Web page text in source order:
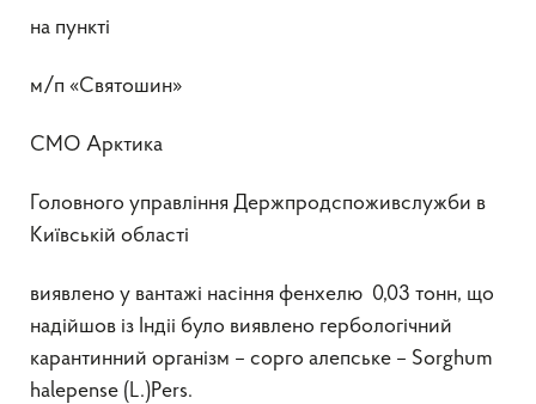
на пункті
м/п «Святошин»
СМО Арктика
Головного управління Держпродспоживслужби в
Київській області
виявлено у вантажі насіння фенхелю 0,03 тонн, що
надійшов із Індіі було виявлено гербологічний
карантинний організм – сорго алепське – Sorghum
halepense (L.)Pers.